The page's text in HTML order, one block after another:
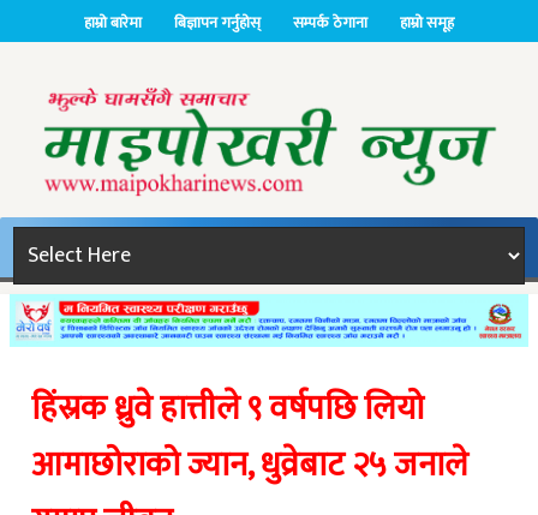
हाम्रो बारेमा बिज्ञापन गर्नुहोस् सम्पर्क ठेगाना हाम्रो समूह
हिंस्रक ध्रुवे हात्तीले ९ वर्षपछि लियो
आमाछोराको ज्यान, धुव्रेबाट २५ जनाले